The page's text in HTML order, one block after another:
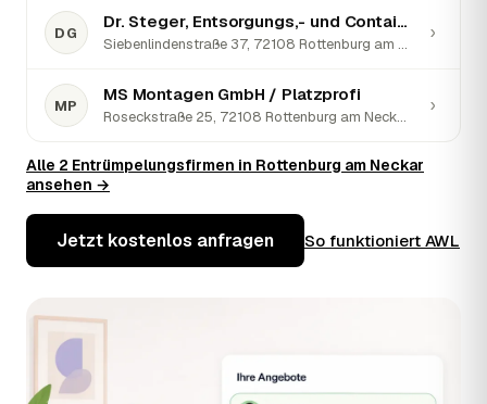
DG
Dr. Steger, Entsorgungs,- und Containerdienst GmbH
Siebenlindenstraße 37, 72108 Rottenburg am Neckar · ★ 3,4 (5)
›
MP
MS Montagen GmbH / Platzprofi
Roseckstraße 25, 72108 Rottenburg am Neckar · ★ 5 (1)
›
Alle 2 Entrümpelungsfirmen in Rottenburg am Neckar
ansehen →
Jetzt kostenlos anfragen So funktioniert AWL